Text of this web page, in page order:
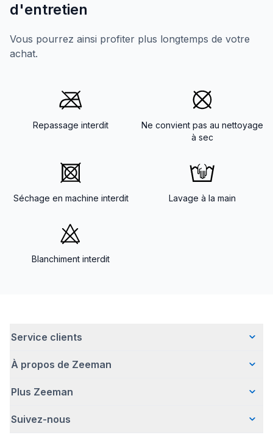
d'entretien
Vous pourrez ainsi profiter plus longtemps de votre
achat.
Repassage interdit
Ne convient pas au nettoyage
à sec
Séchage en machine interdit Lavage à la main
Blanchiment interdit
Service clients
Questions fréquentes
Livraison
Retour d'articles
À propos de Zeeman
Qui sommes-nous ?
Une entreprise responsable
Plus Zeeman
Communiqué de presse
Suivez-nous